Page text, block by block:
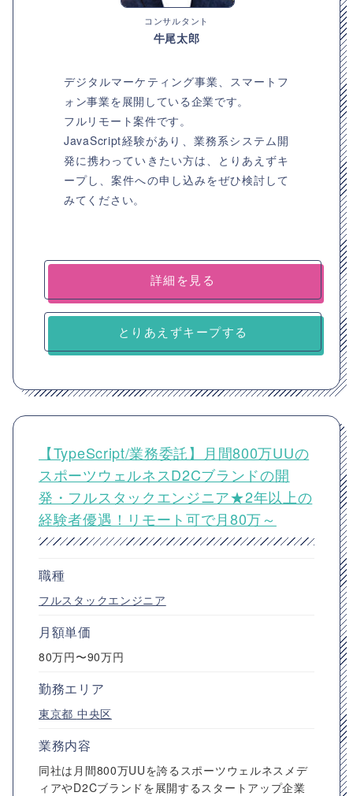
コンサルタント
牛尾太郎
デジタルマーケティング事業、スマートフ
ォン事業を展開している企業です。
フルリモート案件です。
JavaScript経験があり、業務系システム開
発に携わっていきたい方は、とりあえずキ
ープし、案件への申し込みをぜひ検討して
みてください。
詳細を見る
とりあえずキープする
【TypeScript/業務委託】月間800万UUの
スポーツウェルネスD2Cブランドの開
発・フルスタックエンジニア★2年以上の
経験者優遇！リモート可で月80万～
職種
フルスタックエンジニア
月額単価
80万円〜90万円
勤務エリア
東京都 中央区
業務内容
同社は月間800万UUを誇るスポーツウェルネスメデ
ィアやD2Cブランドを展開するスタートアップ企業